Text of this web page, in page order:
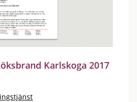
Karlskoga 2017